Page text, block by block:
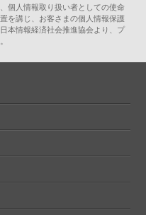
個人情報取り扱い者としての使命
を講じ、お客さまの個人情報保護
本情報経済社会推進協会より、プ